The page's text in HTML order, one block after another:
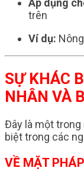
Áp dụng
trên
Ví dụ:
SỰ KHÁC
NHÂN VÀ
Đây là một
biệt trong các
VỀ MẶT